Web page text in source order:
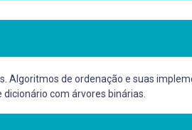
de ordenação e suas
com árvores binárias.